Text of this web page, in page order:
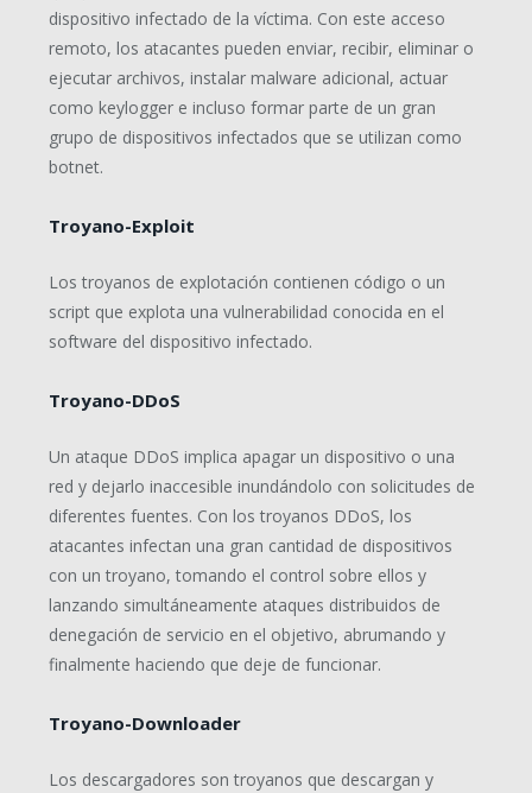
dispositivo infectado de la víctima. Con este acceso
remoto, los atacantes pueden enviar, recibir, eliminar o
ejecutar archivos, instalar malware adicional, actuar
como keylogger e incluso formar parte de un gran
grupo de dispositivos infectados que se utilizan como
botnet.
Troyano-Exploit
Los troyanos de explotación contienen código o un
script que explota una vulnerabilidad conocida en el
software del dispositivo infectado.
Troyano-DDoS
Un ataque DDoS implica apagar un dispositivo o una
red y dejarlo inaccesible inundándolo con solicitudes de
diferentes fuentes. Con los troyanos DDoS, los
atacantes infectan una gran cantidad de dispositivos
con un troyano, tomando el control sobre ellos y
lanzando simultáneamente ataques distribuidos de
denegación de servicio en el objetivo, abrumando y
finalmente haciendo que deje de funcionar.
Troyano-Downloader
Los descargadores son troyanos que descargan y